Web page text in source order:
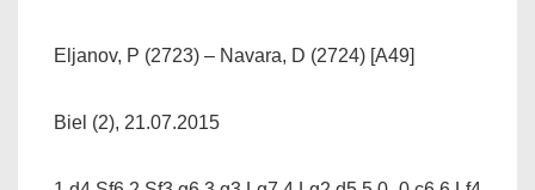
Eljanov, P (2723) – Navara, D (2724) [A49]
Biel (2), 21.07.2015